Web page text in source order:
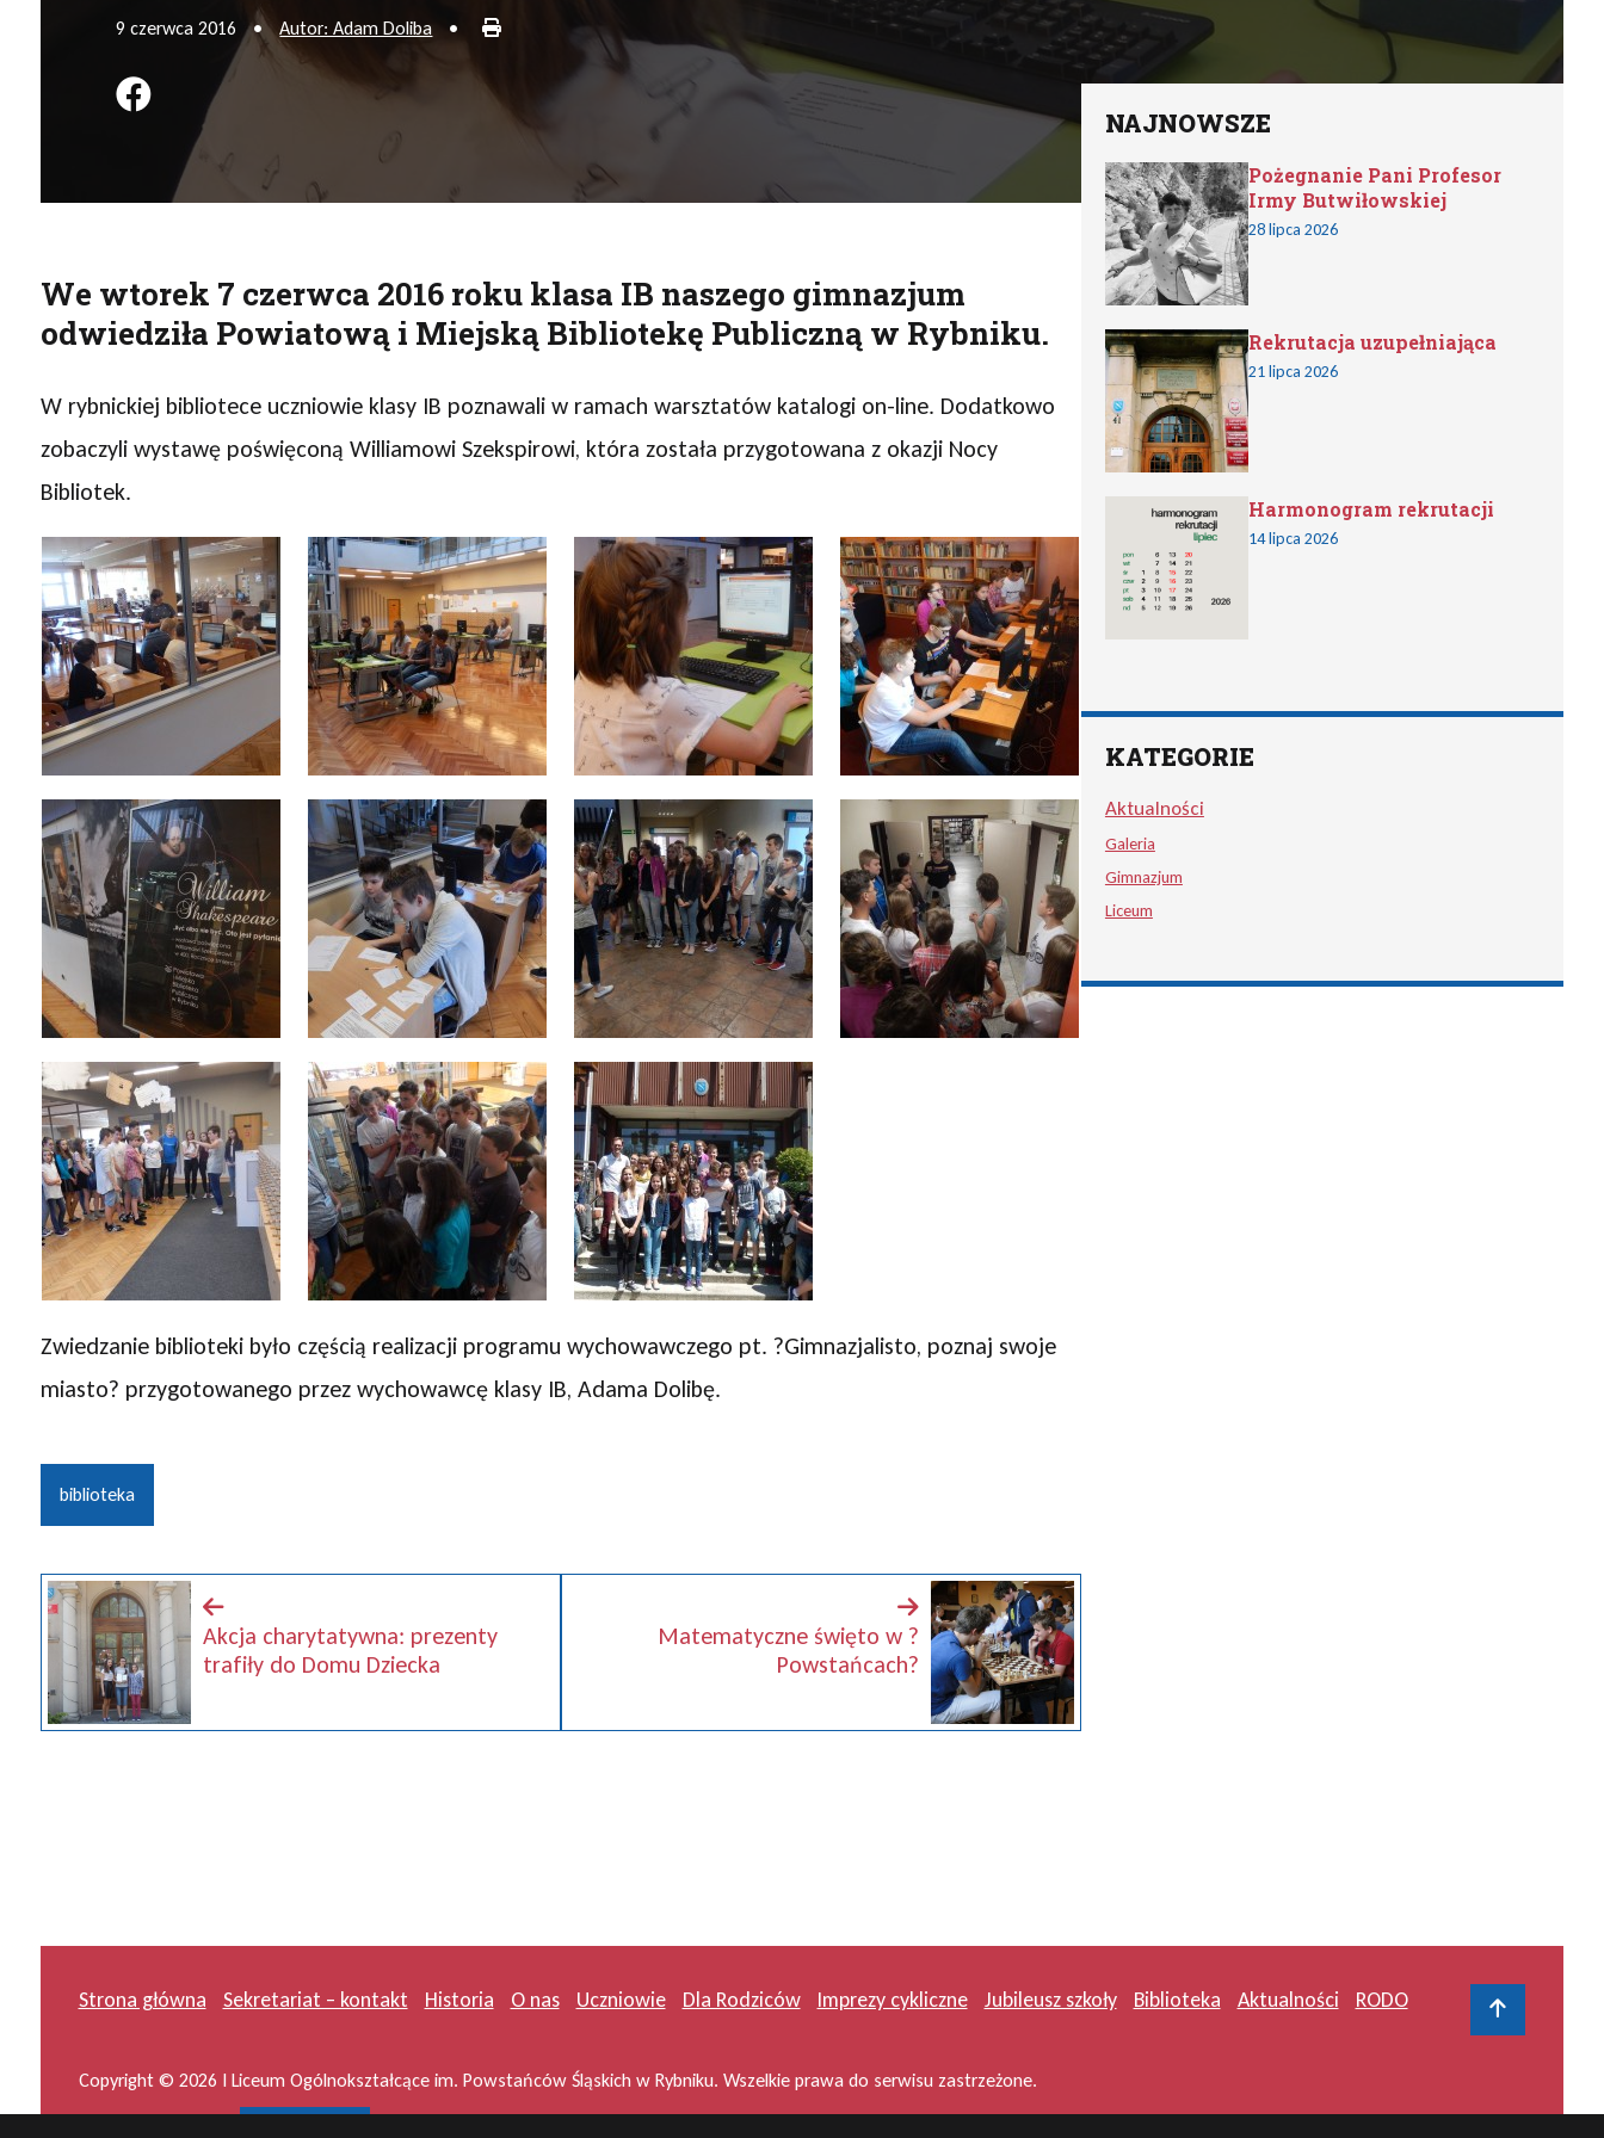
9 czerwca 2016 • Autor: Adam Doliba • Drukuj
Podziel się na FB
We wtorek 7 czerwca 2016 roku klasa IB naszego gimnazjum
odwiedziła Powiatową i Miejską Bibliotekę Publiczną w Rybniku.
W rybnickiej bibliotece uczniowie klasy IB poznawali w ramach warsztatów katalogi on-line. Dodatkowo
zobaczyli wystawę poświęconą Williamowi Szekspirowi, która została przygotowana z okazji Nocy
Bibliotek.
Zwiedzanie biblioteki było częścią realizacji programu wychowawczego pt. ?Gimnazjalisto, poznaj swoje
miasto? przygotowanego przez wychowawcę klasy IB, Adama Dolibę.
biblioteka
Akcja charytatywna: prezenty
trafiły do Domu Dziecka
Matematyczne święto w ?
Powstańcach?
NAJNOWSZE
Pożegnanie Pani Profesor
Irmy Butwiłowskiej
28 lipca 2026
Rekrutacja uzupełniająca
21 lipca 2026
Harmonogram rekrutacji
14 lipca 2026
KATEGORIE
Aktualności
Galeria
Gimnazjum
Liceum
Strona główna Sekretariat – kontakt Historia O nas Uczniowie Dla Rodziców Imprezy cykliczne Jubileusz szkoły Biblioteka Aktualności RODO
Copyright © 2026 I Liceum Ogólnokształcące im. Powstańców Śląskich w Rybniku. Wszelkie prawa do serwisu zastrzeżone.
Do